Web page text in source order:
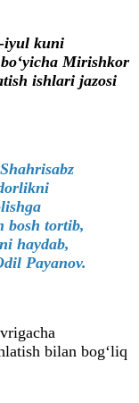
iyul kuni
Mirishkor
ishlari jazosi
bosh tortib,
haydab,
Payanov.
bilan bog‘liq